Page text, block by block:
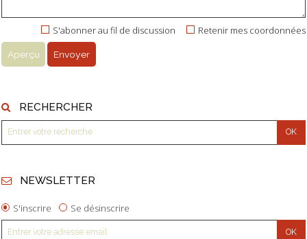
Retenir mes coordonnées
S'abonner au fil de discussion
RECHERCHER
NEWSLETTER
S'inscrire Se désinscrire